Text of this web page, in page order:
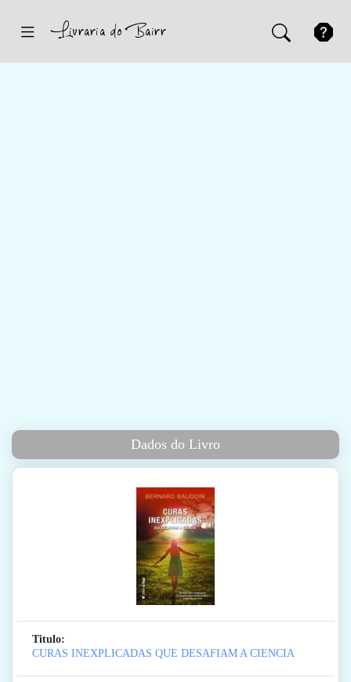
Dados do Livro
Titulo:
CURAS INEXPLICADAS QUE DESAFIAM A CIENCIA